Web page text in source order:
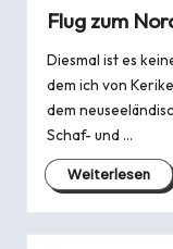
Flug zum
Diesmal ist es
dem ich von
dem
Schaf- und …
Weiterlesen